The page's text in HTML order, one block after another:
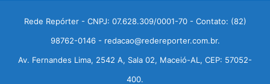
Rede Repórter - CNPJ: 07.628.309/0001-70 - Contato: (82)
98762-0146 - redacao@redereporter.com.br.
Av. Fernandes Lima, 2542 A, Sala 02, Maceió-AL, CEP: 57052-
400.